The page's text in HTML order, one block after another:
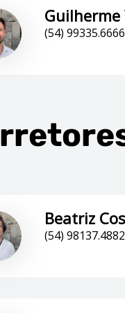
Guilherme
(54) 99335.6666
Beatriz
(54) 98137.4882